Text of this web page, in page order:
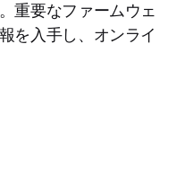
重要なファームウェ
を入手し、オンライ